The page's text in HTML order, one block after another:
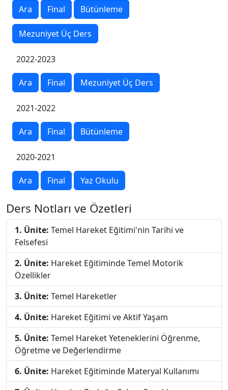
Ara Final Bütünleme
Mezuniyet Üç Ders
2022-2023
Ara Final Mezuniyet Üç Ders
2021-2022
Ara Final Bütünleme
2020-2021
Ara Final Yaz Okulu
Ders Notları ve Özetleri
1. Ünite: Temel Hareket Eğitimi'nin Tarihi ve
Felsefesi
2. Ünite: Hareket Eğitiminde Temel Motorik
Özellikler
3. Ünite: Temel Hareketler
4. Ünite: Hareket Eğitimi ve Aktif Yaşam
5. Ünite: Temel Hareket Yeteneklerini Öğrenme,
Öğretme ve Değerlendirme
6. Ünite: Hareket Eğitiminde Materyal Kullanımı